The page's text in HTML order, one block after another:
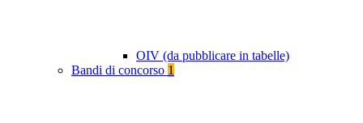
OIV (da pubblicare in tabelle)
Bandi di concorso 1